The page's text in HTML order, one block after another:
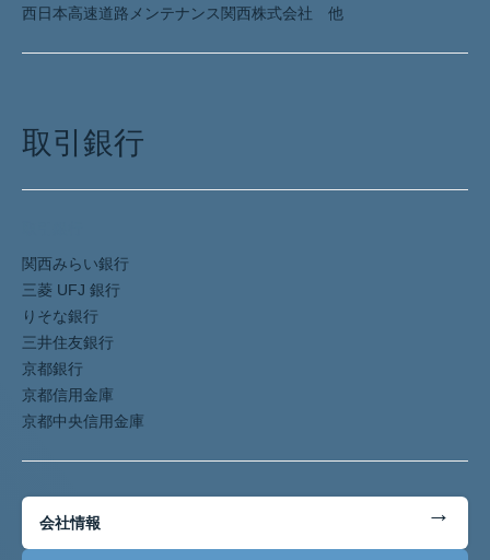
会社情報 ←
西日本高速道路メンテナンス関西株式会社 他
取引銀行
関西みらい銀行
三菱 UFJ 銀行
りそな銀行
三井住友銀行
京都銀行
京都信用金庫
京都中央信用金庫